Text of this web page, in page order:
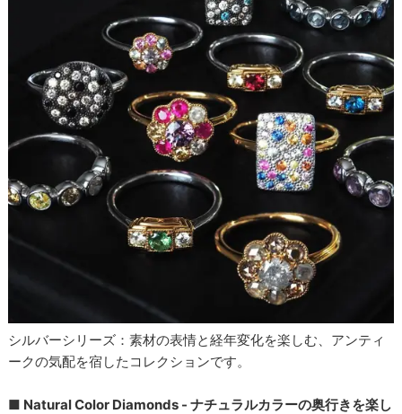
シルバーシリーズ：素材の表情と経年変化を楽しむ、アンティ
ークの気配を宿したコレクションです。
■ Natural Color Diamonds - ナチュラルカラーの奥行きを楽し